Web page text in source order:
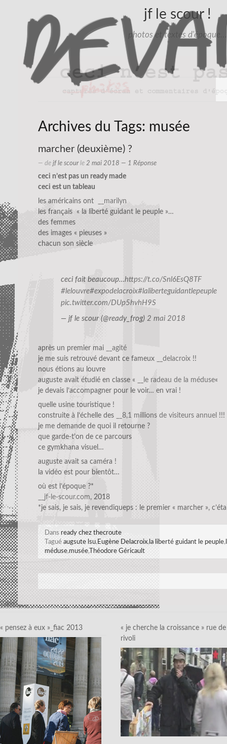
jf le scour !
photos et textes d'époque…
Archives du Tags: musée
marcher (deuxième) ?
— de jf le scourle 2 mai 2018 — 1 Réponse
ceci n’est pas un ready made
ceci est un tableau
les américains ont
__marilyn
les français « la liberté guidant le peuple »…
des femmes
des images « pieuses »
chacun son siècle
ceci fait beaucoup…https://t.co/Snl6EsQ8TF
#lelouvre#expodelacroix#laliberteguidantlepeuple
pic.twitter.com/DUp5hvhH9S
— jf le scour (@ready_frog) 2 mai 2018
après un premier mai
__agité
je me suis retrouvé devant ce fameux
__delacroix !!
nous étions au louvre
auguste avait étudié en classe «
__le radeau de la méduse«
je devais l’accompagner pour le voir… en vrai !
quelle usine touristique !
construite à l’échelle des
__8,1 millions de visiteurs annuel !!!
je me demande de quoi il retourne ?
que garde-t’on de ce parcours
ce gymkhana visuel…
auguste avait sa caméra !
la vidéo est pour bientôt…
où est l’époque ?*
__jf-le-scour.com, 2018
*je sais, je sais, je revendiqueps : le premier « marcher »,
Dans ready chez thecroute
Tagué augsute lsu, Eugène Delacroix, la liberté guidant le peuple,
méduse,musée,Théodore Géricault
« pensez à eux »_fiac 2013
« je cherche la croissance » rue de
rivoli